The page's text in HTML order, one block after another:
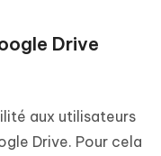
Drive
aux utilisateurs
Drive. Pour cela